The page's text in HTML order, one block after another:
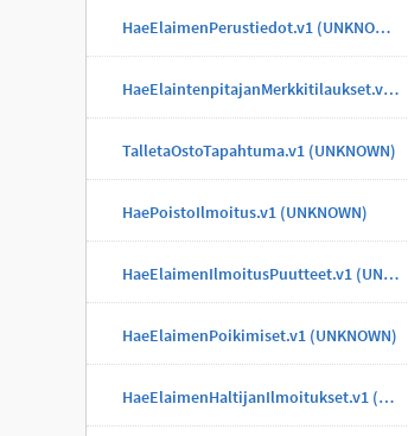
HaeElaimenPerustiedot.v1 (UNKNOWN)
HaeElaintenpitajanMerkkitilaukset.v1 (UNKNOWN)
TalletaOstoTapahtuma.v1 (UNKNOWN)
HaePoistoIlmoitus.v1 (UNKNOWN)
HaeElaimenIlmoitusPuutteet.v1 (UNKNOWN)
HaeElaimenPoikimiset.v1 (UNKNOWN)
HaeElaimenHaltijanIlmoitukset.v1 (UNKNOWN)